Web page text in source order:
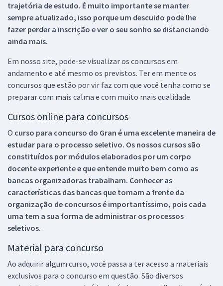
trajetória de estudo. É muito importante se manter
sempre atualizado, isso porque um descuido pode lhe
fazer perder a inscrição e ver o seu sonho se distanciando
ainda mais.
Em nosso site, pode-se visualizar os concursos em
andamento e até mesmo os previstos. Ter em mente os
concursos que estão por vir faz com que você tenha como se
preparar com mais calma e com muito mais qualidade.
Cursos online para concursos
O curso para concurso do Gran é uma excelente maneira de
estudar para o processo seletivo. Os nossos cursos são
constituídos por módulos elaborados por um corpo
docente experiente e que entende muito bem como as
bancas organizadoras trabalham. Conhecer as
características das bancas que tomam a frente da
organização de concursos é importantíssimo, pois cada
uma tem a sua forma de administrar os processos
seletivos.
Material para concurso
Ao adquirir algum curso, você passa a ter acesso a materiais
exclusivos para o concurso em questão. São diversos